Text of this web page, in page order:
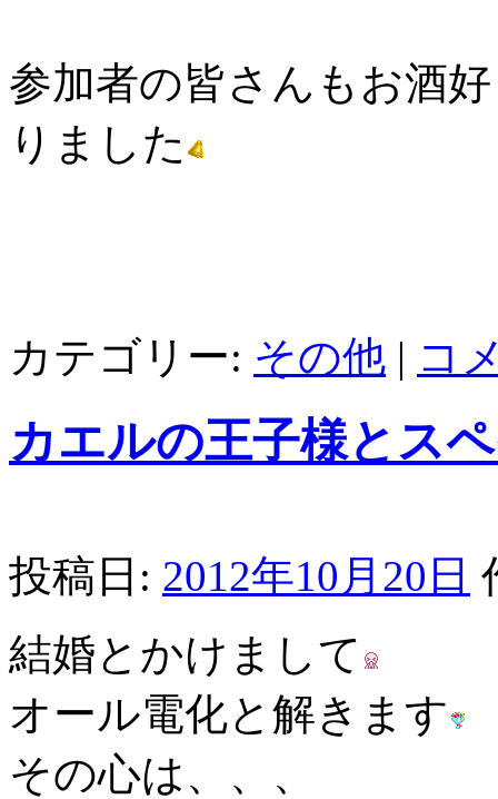
参加者の皆さんもお酒
りました
カテゴリー: その他 | コ
カエルの王子様とス
投稿日: 2012年10月20日
結婚とかけまして
オール電化と解きます
その心は、、、